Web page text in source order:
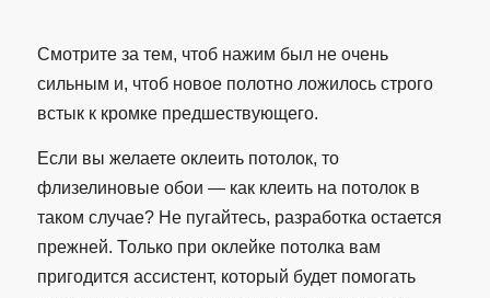
Смотрите за тем, чтоб нажим был не очень
сильным и, чтоб новое полотно ложилось строго
встык к кромке предшествующего.
Если вы желаете оклеить потолок, то
флизелиновые обои — как клеить на потолок в
таком случае? Не пугайтесь, разработка остается
прежней. Только при оклейке потолка вам
пригодится ассистент, который будет помогать